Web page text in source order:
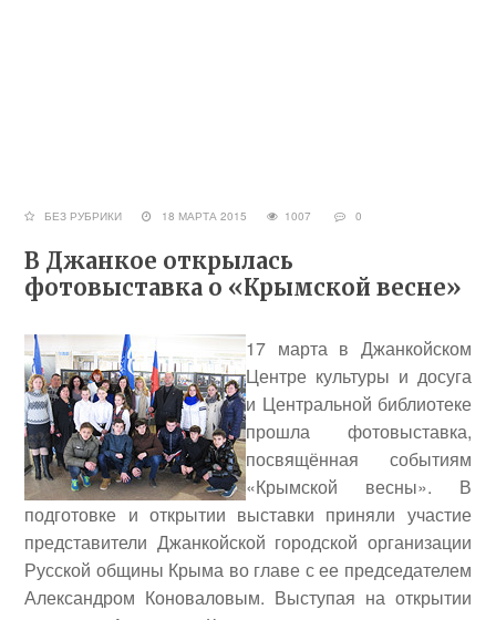
БЕЗ РУБРИКИ 18 МАРТА 2015 1007 0
В Джанкое открылась
фотовыставка о «Крымской весне»
17 марта в Джанкойском
Центре культуры и досуга
и Центральной библиотеке
прошла фотовыставка,
посвящённая событиям
«Крымской весны». В
подготовке и открытии выставки приняли участие
представители Джанкойской городской организации
Русской общины Крыма во главе с ее председателем
Александром Коноваловым. Выступая на открытии